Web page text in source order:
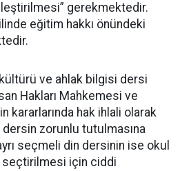
gerekmektedir.
eğitim hakkı önündeki
ve ahlak bilgisi dersi
Hakları Mahkemesi ve
kararlarında hak ihlali olarak
zorunlu tutulmasına
seçmeli din dersinin ise okul
için ciddi